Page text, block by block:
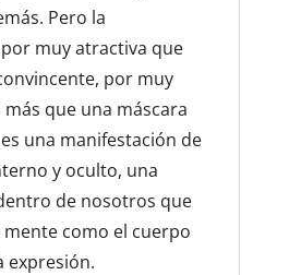
Pero la
muy atractiva que
por muy
que una máscara
una manifestación de
y oculto, una
de nosotros que
como el cuerpo
expresión.